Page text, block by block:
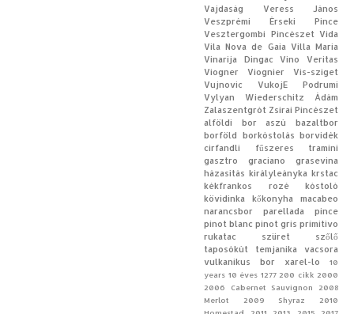
Vajdaság
Veress János
Veszprémi Érseki Pince
Vesztergombi Pincészet Vida
Vila Nova de Gaia Villa Maria
Vinarija Dingac
Vino Veritas
Viogner
Viognier
Vis-sziget
Vujnovic
VukojE Podrumi
Vylyan
Wiederschitz Ádám
Zalaszentgrót Zsirai Pincészet
alföldi bor
aszú
bazaltbor
borföld borkóstolás borvidék
cirfandli
fűszeres tramini
gasztro
graciano
grasevina
házasítás királyleányka krstac
kékfrankos rozé
kóstoló
kövidinka
kőkonyha
macabeo
narancsbor
parellada
pince
pinot blanc pinot gris primitivo
rukatac
szüret
szőlő
taposókút
temjanika
vacsora
vulkanikus bor
xarel-lo
10
years 10 éves 1277 200 cikk 2000
2006 Cabernet Sauvignon
2008
Merlot
2009 Shyraz
2010